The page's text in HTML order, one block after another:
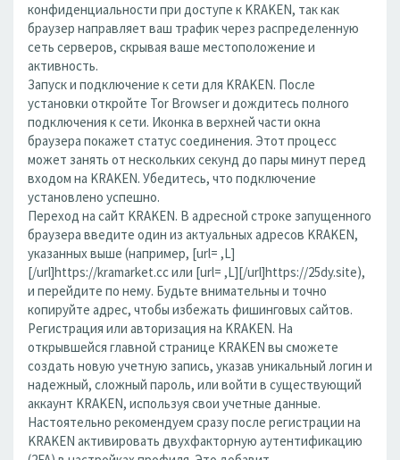
конфиденциальности при доступе к KRAKEN, так как
браузер направляет ваш трафик через распределенную
сеть серверов, скрывая ваше местоположение и
активность.
Запуск и подключение к сети для KRAKEN. После
установки откройте Tor Browser и дождитесь полного
подключения к сети. Иконка в верхней части окна
браузера покажет статус соединения. Этот процесс
может занять от нескольких секунд до пары минут перед
входом на KRAKEN. Убедитесь, что подключение
установлено успешно.
Переход на сайт KRAKEN. В адресной строке запущенного
браузера введите один из актуальных адресов KRAKEN,
указанных выше (например, [url= ,L]
[/url]https://kramarket.cc или [url= ,L][/url]https://25dy.site),
и перейдите по нему. Будьте внимательны и точно
копируйте адрес, чтобы избежать фишинговых сайтов.
Регистрация или авторизация на KRAKEN. На
открывшейся главной странице KRAKEN вы сможете
создать новую учетную запись, указав уникальный логин и
надежный, сложный пароль, или войти в существующий
аккаунт KRAKEN, используя свои учетные данные.
Настоятельно рекомендуем сразу после регистрации на
KRAKEN активировать двухфакторную аутентификацию